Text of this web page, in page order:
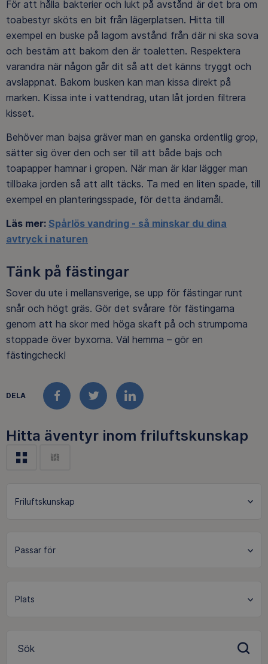
För att hålla bakterier och lukt på avstånd är det bra om
toabestyr sköts en bit från lägerplatsen. Hitta till
exempel en buske på lagom avstånd från där ni ska sova
och bestäm att bakom den är toaletten. Respektera
varandra när någon går dit så att det känns tryggt och
avslappnat. Bakom busken kan man kissa direkt på
marken. Kissa inte i vattendrag, utan låt jorden filtrera
kisset.
Behöver man bajsa gräver man en ganska ordentlig grop,
sätter sig över den och ser till att både bajs och
toapapper hamnar i gropen. När man är klar lägger man
tillbaka jorden så att allt täcks. Ta med en liten spade, till
exempel en planteringsspade, för detta ändamål.
Läs mer: Spårlös vandring - så minskar du dina
avtryck i naturen
Tänk på fästingar
Sover du ute i mellansverige, se upp för fästingar runt
snår och högt gräs. Gör det svårare för fästingarna
genom att ha skor med höga skaft på och strumporna
stoppade över byxorna. Väl hemma – gör en
fästingcheck!
DELA
FACEBOOKTWITTERLINKEDIN
Hitta äventyr inom friluftskunskap
Friluftskunskap
Sök